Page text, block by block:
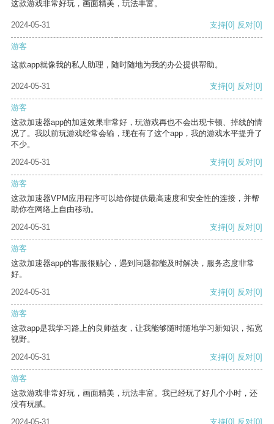
这款游戏非常好玩，画面精美，玩法丰富。
2024-05-31 支持[0] 反对[0]
游客
这款app就像我的私人助理，随时随地为我的办公提供帮助。
2024-05-31 支持[0] 反对[0]
游客
这款加速器app的加速效果非常好，玩游戏再也不会出现卡顿、掉线的情
况了。我以前玩游戏经常会输，现在有了这个app，我的游戏水平提升了
不少。
2024-05-31
支持[0] 反对[0]
游客
这款加速器VPM应用程序可以给你提供最高速度和安全性的连接，并帮
助你在网络上自由移动。
2024-05-31
支持[0] 反对[0]
游客
这款加速器app的客服很贴心，遇到问题都能及时解决，服务态度非常
好。
2024-05-31
支持[0] 反对[0]
游客
这款app是我学习路上的良师益友，让我能够随时随地学习新知识，拓宽
视野。
2024-05-31
支持[0] 反对[0]
游客
这款游戏非常好玩，画面精美，玩法丰富。我已经玩了好几个小时，还
没有玩腻。
2024-05-31
支持[0] 反对[0]